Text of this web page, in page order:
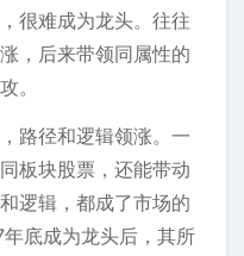
很难成为龙头。往往
，后来带领同属性的
。
路径和逻辑领涨。一
板块股票，还能带动
逻辑，都成了市场的
底成为龙头后，其所